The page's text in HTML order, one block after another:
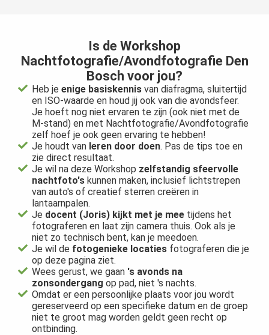
Is de Workshop
Nachtfotografie/Avondfotografie Den
Bosch voor jou?
Heb jeenige basiskennis van diafragma, sluitertijd
en ISO-waarde en houd jij ook van die avondsfeer.
Je hoeft nog niet ervaren te zijn (ook niet met de
M-stand) en met Nachtfotografie/Avondfotografie
zelf hoef je ook geen ervaring te hebben!
Je houdt van leren door doen. Pas de tips toe en
zie direct resultaat.
Je wil na deze Workshop zelfstandig sfeervolle
nachtfoto's kunnen maken, inclusief lichtstrepen
van auto's of creatief sterren creëren in
lantaarnpalen.
Je docent (Joris) kijkt met je mee tijdens het
fotograferen en laat zijn camera thuis. Ook als je
niet zo technisch bent, kan je meedoen.
Je wil de fotogenieke locaties fotograferen die je
op deze pagina ziet.
Wees gerust, we gaan 's avonds na
zonsondergangop pad, niet 's nachts.
Omdat er een persoonlijke plaats voor jou wordt
gereserveerd op een specifieke datum en de groep
niet te groot mag worden geldt geen recht op
ontbinding.